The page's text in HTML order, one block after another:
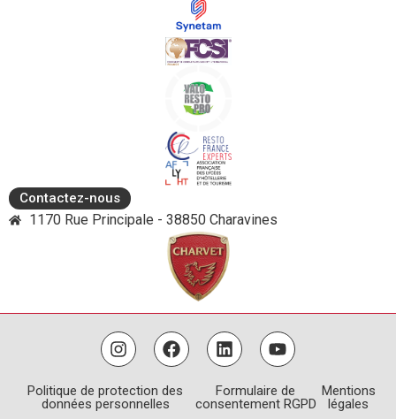
Contactez-nous
1170 Rue Principale - 38850 Charavines
Politique de protection des
données personnelles
Formulaire de
consentement RGPD
Mentions
légales